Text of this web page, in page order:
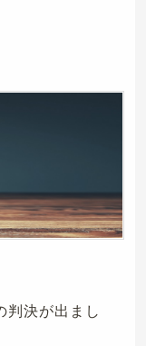
判決が出まし